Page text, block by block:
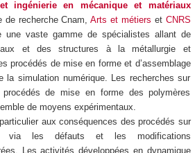
ingénierie en mécanique et matériaux
recherche Cnam,Arts et métiers et CNRS
une vaste gamme de spécialistes allant de
et des structures à la métallurgie et
procédés de mise en forme et d’assemblage
la simulation numérique. Les recherches sur
de mise en forme des polymères
de moyens expérimentaux.
aux conséquences des procédés sur
via les défauts et les modifications
Les activités développées en dynamique